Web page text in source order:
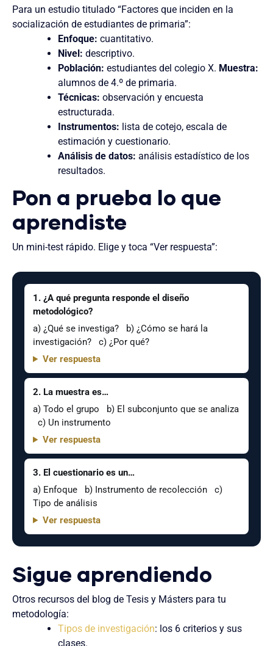
Para un estudio titulado “Factores que inciden en la
socialización de estudiantes de primaria”:
Enfoque: cuantitativo.
Nivel: descriptivo.
Población: estudiantes del colegio X. Muestra:
alumnos de 4.º de primaria.
Técnicas: observación y encuesta
estructurada.
Instrumentos: lista de cotejo, escala de
estimación y cuestionario.
Análisis de datos: análisis estadístico de los
resultados.
Pon a prueba lo que
aprendiste
Un mini-test rápido. Elige y toca “Ver respuesta”:
1. ¿A qué pregunta responde el diseño
metodológico?
a) ¿Qué se investiga? b) ¿Cómo se hará la
investigación? c) ¿Por qué?
Ver respuesta
2. La muestra es…
a) Todo el grupo b) El subconjunto que se analiza
c) Un instrumento
Ver respuesta
3. El cuestionario es un…
a) Enfoque b) Instrumento de recolección c)
Tipo de análisis
Ver respuesta
Sigue aprendiendo
Otros recursos del blog de Tesis y Másters para tu
metodología:
Tipos de investigación: los 6 criterios y sus
clases.